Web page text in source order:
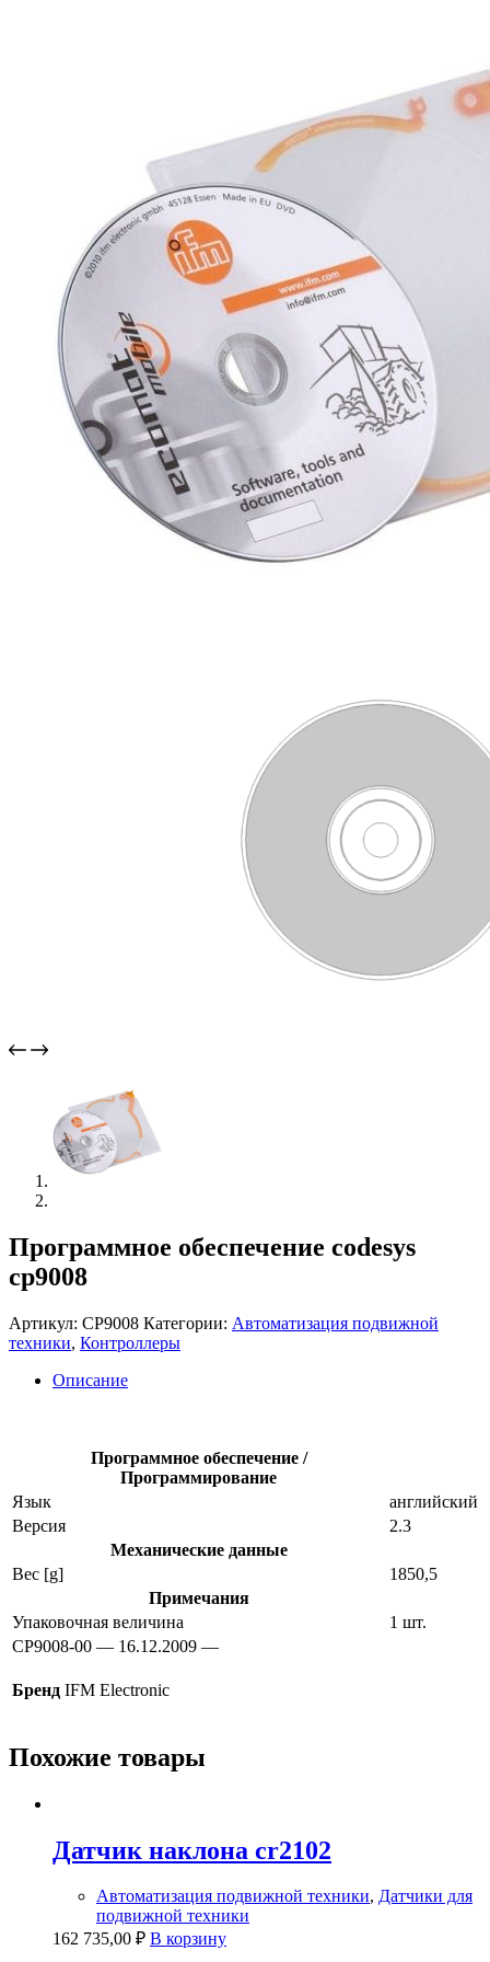
Программное обеспечение codesys
cp9008
Артикул: CP9008 Категории: Автоматизация подвижной
техники, Контроллеры
Описание
Программное обеспечение /
Программирование
Язык
английский
Версия
2.3
Механические данные
Вес [g]
1850,5
Примечания
Упаковочная величина
1 шт.
CP9008-00 — 16.12.2009 —
Бренд IFM Electronic
Похожие товары
Датчик наклона cr2102
Автоматизация подвижной техники, Датчики для
подвижной техники
162 735,00 ₽ В корзину